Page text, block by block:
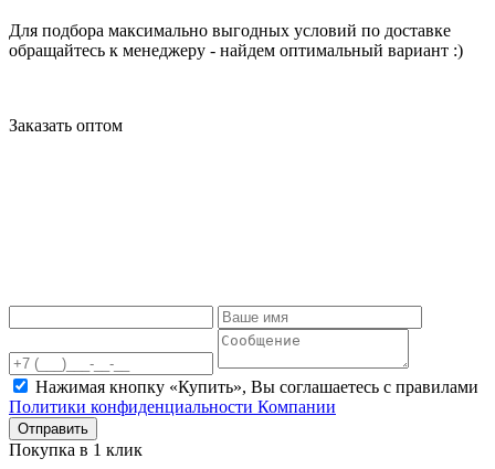
Для подбора максимально выгодных условий по доставке
обращайтесь к менеджеру - найдем оптимальный вариант :)
Заказать оптом
Нажимая кнопку «Купить», Вы соглашаетесь c правилами
Политики конфиденциальности Компании
Отправить
Покупка в 1 клик